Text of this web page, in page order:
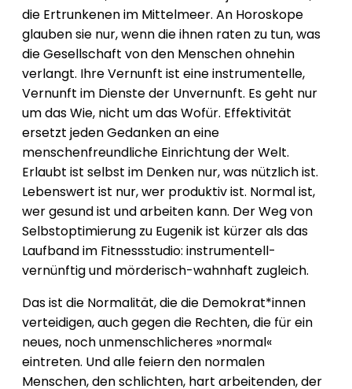
die Ertrunkenen im Mittelmeer. An Horoskope
glauben sie nur, wenn die ihnen raten zu tun, was
die Gesellschaft von den Menschen ohnehin
verlangt. Ihre Vernunft ist eine instrumentelle,
Vernunft im Dienste der Unvernunft. Es geht nur
um das Wie, nicht um das Wofür. Effektivität
ersetzt jeden Gedanken an eine
menschenfreundliche Einrichtung der Welt.
Erlaubt ist selbst im Denken nur, was nützlich ist.
Lebenswert ist nur, wer produktiv ist. Normal ist,
wer gesund ist und arbeiten kann. Der Weg von
Selbstoptimierung zu Eugenik ist kürzer als das
Laufband im Fitnessstudio: instrumentell-
vernünftig und mörderisch-wahnhaft zugleich.
Das ist die Normalität, die die Demokrat*innen
verteidigen, auch gegen die Rechten, die für ein
neues, noch unmenschlicheres »normal«
eintreten. Und alle feiern den normalen
Menschen, den schlichten, hart arbeitenden, der